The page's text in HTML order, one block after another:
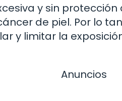
y sin
de piel. Por lo
y limitar la
Anuncios